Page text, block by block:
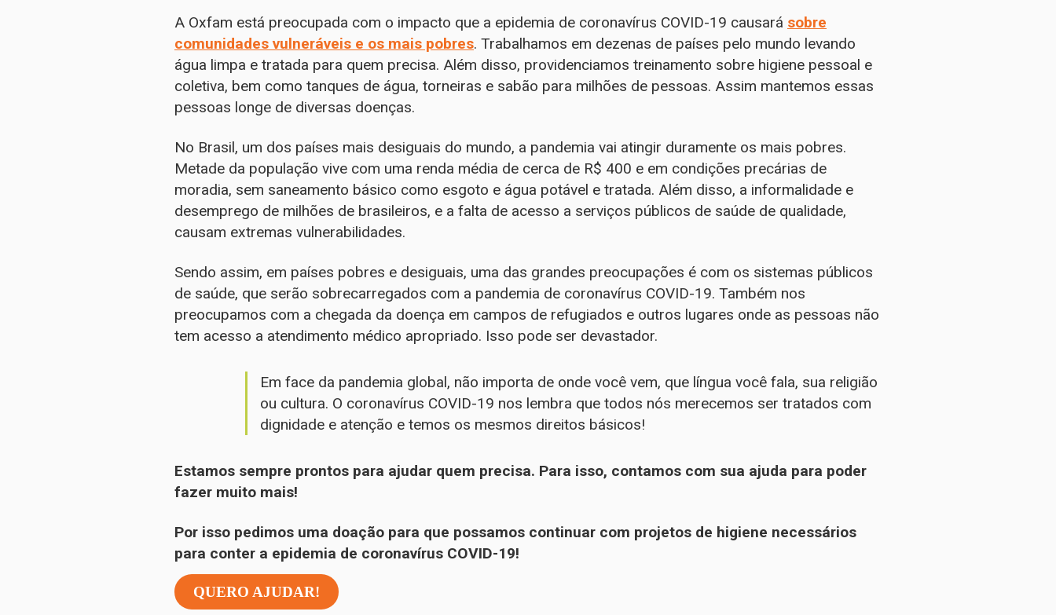
A Oxfam está preocupada com o impacto que a epidemia de coronavírus COVID-19 causará sobre
comunidades vulneráveis e os mais pobres. Trabalhamos em dezenas de países pelo mundo levando
água limpa e tratada para quem precisa. Além disso, providenciamos treinamento sobre higiene pessoal e
coletiva, bem como tanques de água, torneiras e sabão para milhões de pessoas. Assim mantemos essas
pessoas longe de diversas doenças.
No Brasil, um dos países mais desiguais do mundo, a pandemia vai atingir duramente os mais pobres.
Metade da população vive com uma renda média de cerca de R$ 400 e em condições precárias de
moradia, sem saneamento básico como esgoto e água potável e tratada. Além disso, a informalidade e
desemprego de milhões de brasileiros, e a falta de acesso a serviços públicos de saúde de qualidade,
causam extremas vulnerabilidades.
Sendo assim, em países pobres e desiguais, uma das grandes preocupações é com os sistemas públicos
de saúde, que serão sobrecarregados com a pandemia de coronavírus COVID-19. Também nos
preocupamos com a chegada da doença em campos de refugiados e outros lugares onde as pessoas não
tem acesso a atendimento médico apropriado. Isso pode ser devastador.
Em face da pandemia global, não importa de onde você vem, que língua você fala, sua religião
ou cultura. O coronavírus COVID-19 nos lembra que todos nós merecemos ser tratados com
dignidade e atenção e temos os mesmos direitos básicos!
Estamos sempre prontos para ajudar quem precisa. Para isso, contamos com sua ajuda para poder
fazer muito mais!
Por isso pedimos uma doação para que possamos continuar com projetos de higiene necessários
para conter a epidemia de coronavírus COVID-19!
QUERO AJUDAR!